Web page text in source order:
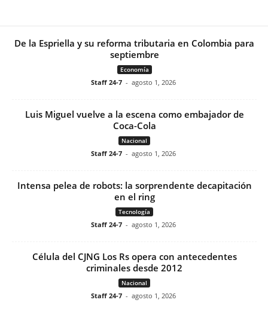
De la Espriella y su reforma tributaria en Colombia para
septiembre
Economía
Staff 24-7 - agosto 1, 2026
Luis Miguel vuelve a la escena como embajador de
Coca-Cola
Nacional
Staff 24-7 - agosto 1, 2026
Intensa pelea de robots: la sorprendente decapitación
en el ring
Tecnología
Staff 24-7 - agosto 1, 2026
Célula del CJNG Los Rs opera con antecedentes
criminales desde 2012
Nacional
Staff 24-7 - agosto 1, 2026